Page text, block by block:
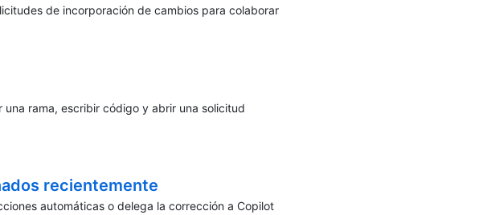
de incorporación de cambios para colaborar
rama, escribir código y abrir una solicitud
recientemente
automáticas o delega la corrección a Copilot